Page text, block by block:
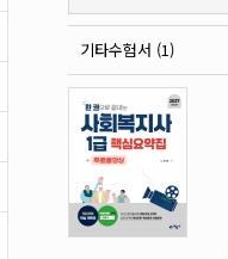
기타수험서 (1)